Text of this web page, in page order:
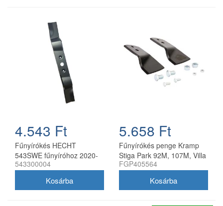
4.543 Ft
Fűnyírókés HECHT
543SWE fűnyíróhoz 2020-
21
543300004
5.658 Ft
Fűnyírókés penge Kramp
Stiga Park 92M, 107M, Villa
92M, 107M 170 mm
FGP405564